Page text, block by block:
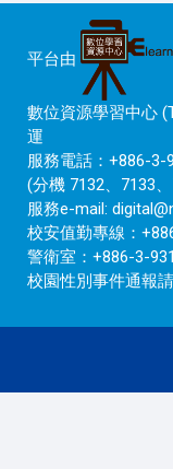
平台由
數位資源學習中心
運
服務電話：+886-3-
(分機 7132、7133
服務e-mail:
校安值勤專線：
警衛室：+886-3-
校園性別事件通報